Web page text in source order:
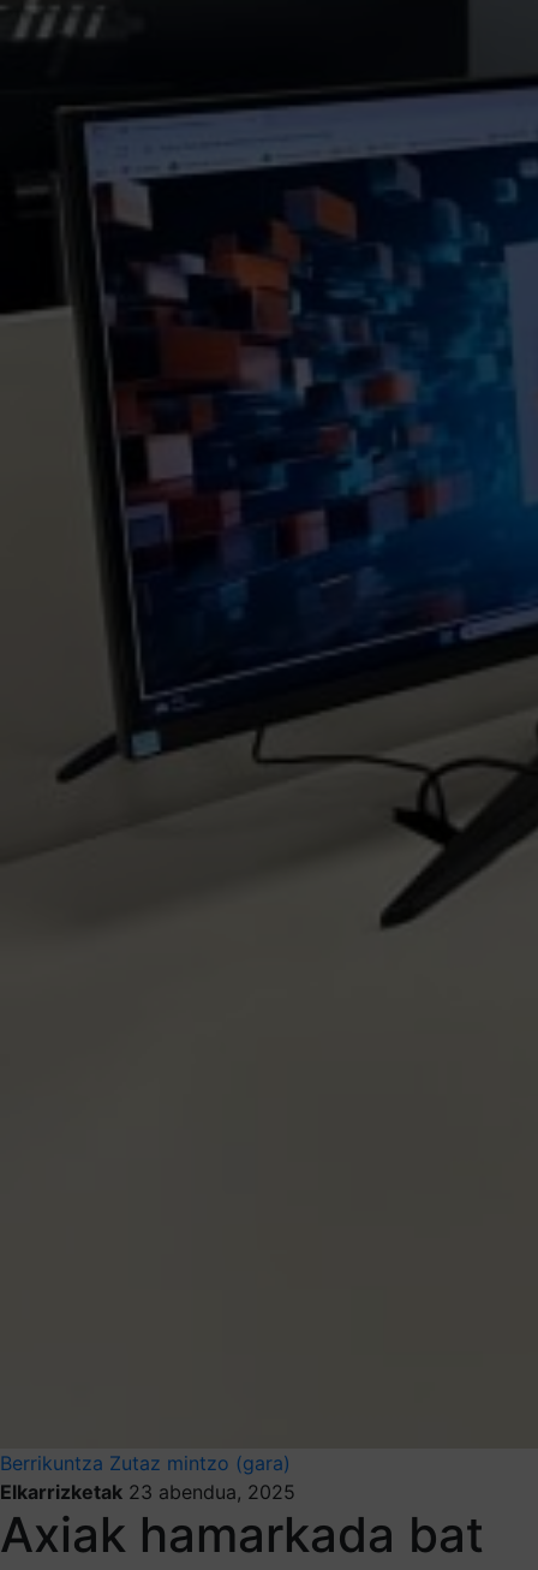
Berrikuntza Zutaz mintzo (gara)
Elkarrizketak 23 abendua, 2025
Axiak hamarkada bat